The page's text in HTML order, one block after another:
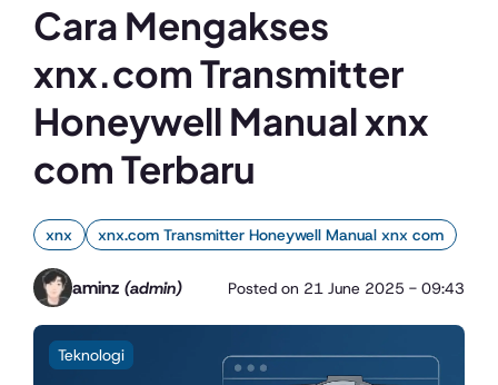
Cara Mengakses
xnx.com Transmitter
Honeywell Manual xnx
com Terbaru
xnx xnx.com Transmitter Honeywell Manual xnx com
aminz (admin) Posted on 21 June 2025 - 09:43
Teknologi